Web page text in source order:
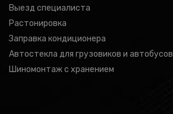
Выезд специалиста
Растонировка
Заправка кондиционера
Автостекла для грузовиков и автобусов
Шиномонтаж с хранением